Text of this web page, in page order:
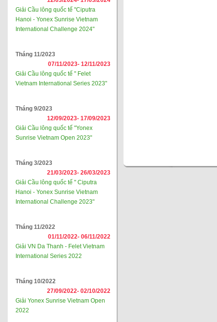
Giải Cầu lông quốc tế "Ciputra
Hanoi - Yonex Sunrise Vietnam
International Challenge 2024"
Tháng 11/2023
07/11/2023- 12/11/2023
Giải Cầu lông quốc tế " Felet
Vietnam International Series 2023"
Tháng 9/2023
12/09/2023- 17/09/2023
Giải Cầu lông quốc tế "Yonex
Sunrise Vietnam Open 2023"
Tháng 3/2023
21/03/2023- 26/03/2023
Giải Cầu lông quốc tế " Ciputra
Hanoi - Yonex Sunrise Vietnam
International Challenge 2023"
Tháng 11/2022
01/11/2022- 06/11/2022
Giải VN Da Thanh - Felet Vietnam
International Series 2022
Tháng 10/2022
27/09/2022- 02/10/2022
Giải Yonex Sunrise Vietnam Open
2022